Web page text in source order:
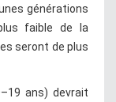
générations
faible de la
seront de plus
ans) devrait